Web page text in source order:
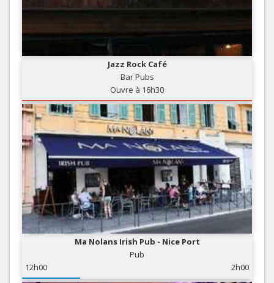
Jazz Rock Café
Bar Pubs
Ouvre à 16h30
Ma Nolans Irish Pub - Nice Port
Pub
12h00
2h00